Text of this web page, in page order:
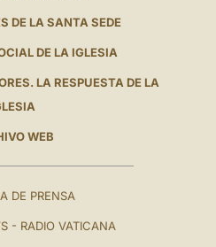
DE LA SANTA SEDE
DE LA IGLESIA
LA RESPUESTA DE LA
WEB
DE PRENSA
- RADIO VATICANA